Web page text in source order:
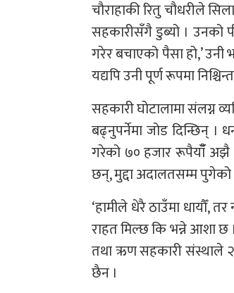
चौराहाकी रितु चौधरीले
सहकारीसँगै डुब्यो । उनको
गरेर बचाएको पैसा हो,’
यद्यपि उनी पूर्ण रूपमा
सहकारी घोटालामा संलग्न
बढ्नुपर्नेमा जोड दिन्छिन् ।
गरेको ७० हजार रूपैयाँँ अझै
छन्, मुद्दा अदालतसम्म
‘हामीले धेरै ठाउँमा धायौँ,
राहत मिल्छ कि भन्ने आशा
तथा ऋण सहकारी संस्थाले
छैन ।